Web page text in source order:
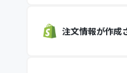
注文情報が作成